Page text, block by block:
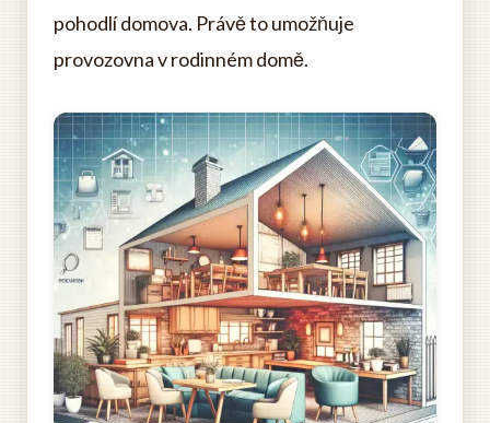
pohodlí domova. Právě to umožňuje
provozovna v rodinném domě.